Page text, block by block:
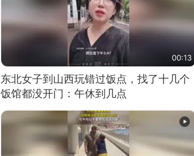
00:13
东北女子到山西玩错过饭点，找了十几个
饭馆都没开门：午休到几点